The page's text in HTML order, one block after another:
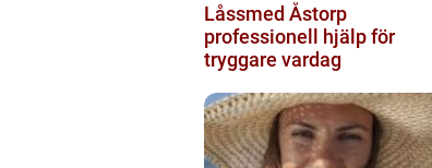
Låssmed Åstorp
professionell hjälp för
tryggare vardag